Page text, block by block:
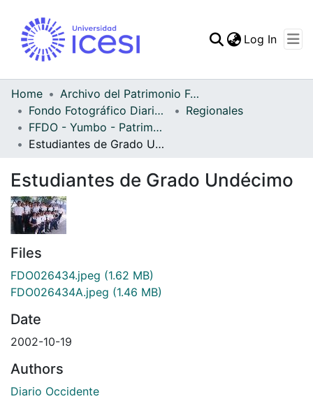
Statistics
Log In
Home
Archivo del Patrimonio Fotográfico y Fílmico del Valle del Cauca
Fondo Fotográfico Diario Occidente
Regionales
FFDO - Yumbo - Patrimonial
Estudiantes de Grado Undécimo
Estudiantes de Grado Undécimo
Files
FDO026434.jpeg (1.62 MB)
FDO026434A.jpeg (1.46 MB)
Date
2002-10-19
Authors
Diario Occidente